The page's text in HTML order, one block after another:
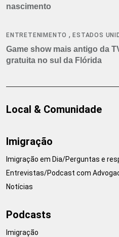
nascimento
ENTRETENIMENTO ,ESTADOS
Game show mais antigo da
gratuita no sul da Flórida
Local & Comunidade
Imigração
Imigração em Dia/Perguntas e
Entrevistas/Podcast com
Notícias
Podcasts
Imigração